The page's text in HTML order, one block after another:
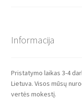
Informacija
Pristatymo laikas 3-4
Lietuva. Visos mūsų
vertės mokestį.